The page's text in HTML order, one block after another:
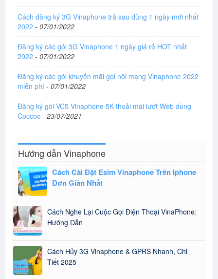
Cách đăng ký 3G Vinaphone trả sau dùng 1 ngày mới nhất
2022 - 07/01/2022
Đăng ký các gói 3G Vinaphone 1 ngày giá rẻ HOT nhất
2022 - 07/01/2022
Đăng ký các gói khuyến mãi gọi nội mạng Vinaphone 2022
miễn phí - 07/01/2022
Đăng ký gói VC5 Vinaphone 5K thoải mái lướt Web dùng
Coccoc - 23/07/2021
Hướng dẫn Vinaphone
Cách Cài Đặt Esim Vinaphone Trên Iphone
Đơn Giản Nhất
Cách Nghe Lại Cuộc Gọi Điện Thoại VinaPhone:
Hướng Dẫn
Cách Hủy 3G Vinaphone & GPRS Nhanh, Chi
Tiết 2025